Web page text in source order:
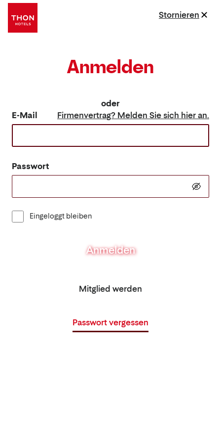
Anmelden
oder
E-Mail
Firmenvertrag? Melden Sie sich hier an.
Passwort
Eingeloggt bleiben
Anmelden
Mitglied werden
Passwort vergessen
Stornieren